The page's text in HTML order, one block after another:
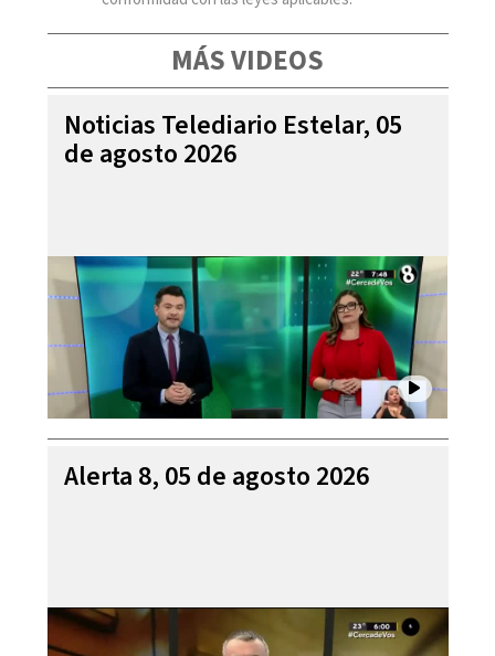
MÁS VIDEOS
Noticias Telediario Estelar, 05
de agosto 2026
Alerta 8, 05 de agosto 2026